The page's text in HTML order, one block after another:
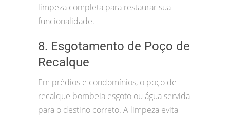
limpeza completa para restaurar sua
funcionalidade.
8. Esgotamento de Poço de
Recalque
Em prédios e condomínios, o poço de
recalque bombeia esgoto ou água servida
para o destino correto. A limpeza evita